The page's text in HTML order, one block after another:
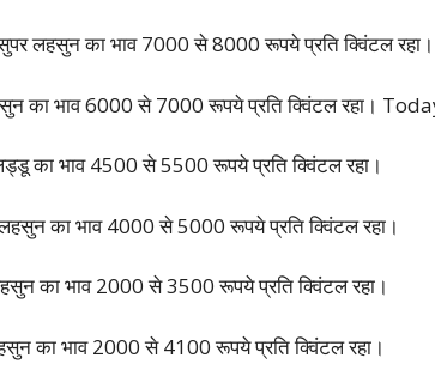
लहसुन का भाव 7000 से 8000 रूपये प्रति क्विंटल रहा।
का भाव 6000 से 7000 रूपये प्रति क्विंटल रहा।
का भाव 4500 से 5500 रूपये प्रति क्विंटल रहा।
का भाव 4000 से 5000 रूपये प्रति क्विंटल रहा।
का भाव 2000 से 3500 रूपये प्रति क्विंटल रहा।
का भाव 2000 से 4100 रूपये प्रति क्विंटल रहा।